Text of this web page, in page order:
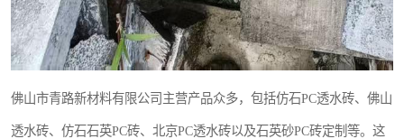
佛山市青路新材料有限公司主营产品众多，包括仿石PC透水砖、佛山
透水砖、仿石石英PC砖、北京PC透水砖以及石英砂PC砖定制等。这